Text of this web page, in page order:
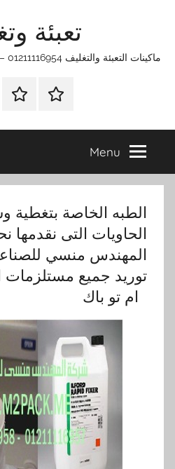
تعبئة
ماكينات التعبئة والتغليف 01211116954 – 01211116956 – 01211116958
الرئيسية
Menu
الطبه الخاصة بتغطية
الحاويات التى نقدمها
المهندس منسي
توريد جميع مستلزمات
ام تو باك